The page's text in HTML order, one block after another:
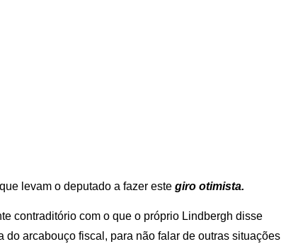
levam o deputado a fazer este giro otimista.
contraditório com o que o próprio Lindbergh disse
do arcabouço fiscal, para não falar de outras situações